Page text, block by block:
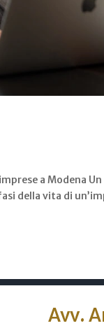
a Modena
della vita di
Avv.